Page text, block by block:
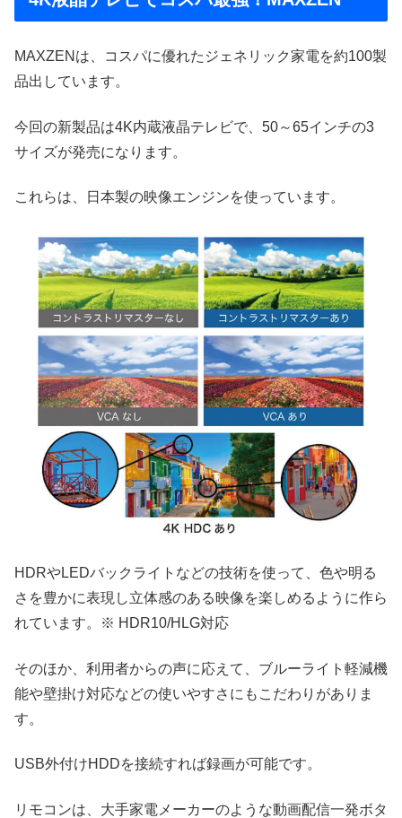
MAXZENは、コスパに優れたジェネリック家電を約100製
品出しています。
今回の新製品は4K内蔵液晶テレビで、50～65インチの3
サイズが発売になります。
これらは、日本製の映像エンジンを使っています。
HDRやLEDバックライトなどの技術を使って、色や明る
さを豊かに表現し立体感のある映像を楽しめるように作ら
れています。※ HDR10/HLG対応
そのほか、利用者からの声に応えて、ブルーライト軽減機
能や壁掛け対応などの使いやすさにもこだわりがありま
す。
USB外付けHDDを接続すれば録画が可能です。
リモコンは、大手家電メーカーのような動画配信一発ボタ